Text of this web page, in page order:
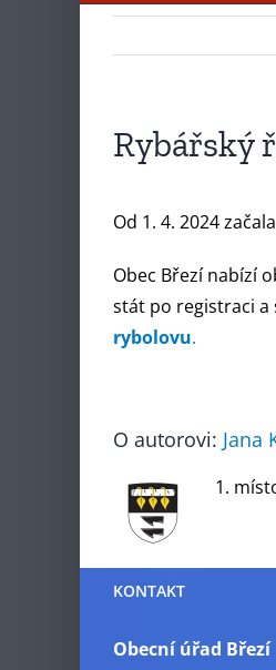
Rybářský
Od 1. 4. 2024
Obec Březí nabízí
stát po registraci a
rybolovu.
O autorovi: Jana
1.
KONTAKT
Obecní úřad Březí